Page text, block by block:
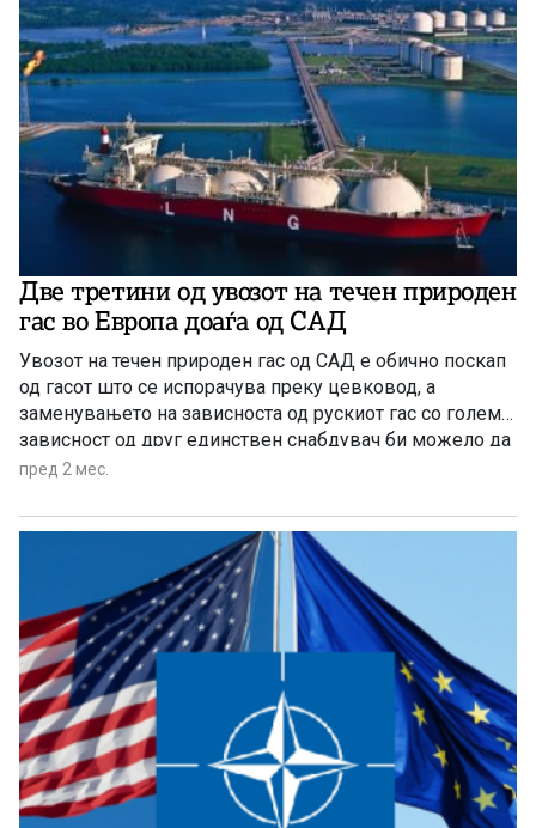
Две третини од увозот на течен природен
гас во Европа доаѓа од САД
Увозот на течен природен гас од САД е обично поскап
од гасот што се испорачува преку цевковод, а
заменувањето на зависноста од рускиот гас со голема
зависност од друг единствен снабдувач би можело да
ја изложи Европа на идна политичка и пазарна
пред 2 мес.